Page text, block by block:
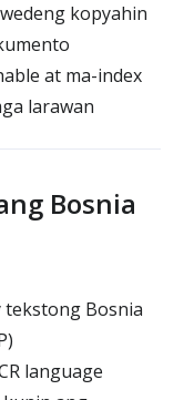
kopyahin
at ma-index
larawan
Bosnia
tekstong Bosnia
language